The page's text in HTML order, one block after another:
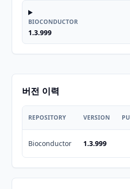
BIOCONDUCTOR
1.3.999
버전 이력
REPOSITORY VERSION
Bioconductor 1.3.999